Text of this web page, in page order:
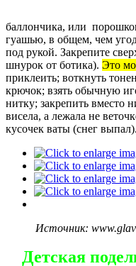
баллончика, или
гуашью, в общем, чем
под рукой. Закрепите
шнурок от ботика). Это
приклеить; воткнуть
крючок; взять обычную
нитку; закрепить вместо
висела, а лежала не
кусочек ваты (снег выпал).
Источник:
Детская